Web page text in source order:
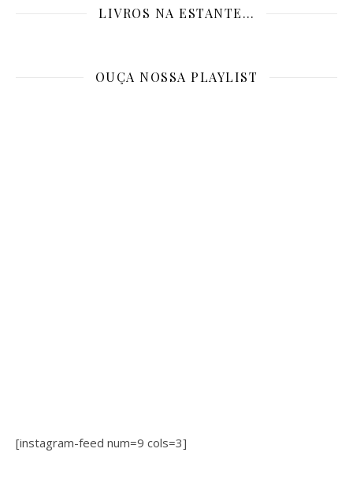
LIVROS NA ESTANTE…
OUÇA NOSSA PLAYLIST
[instagram-feed num=9 cols=3]